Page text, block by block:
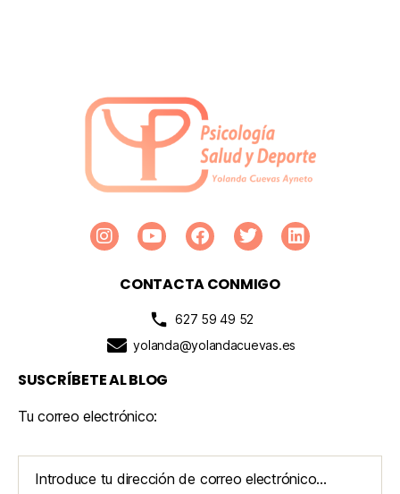
CONTACTA CONMIGO
627 59 49 52
yolanda@yolandacuevas.es
SUSCRÍBETE AL BLOG
Tu correo electrónico: